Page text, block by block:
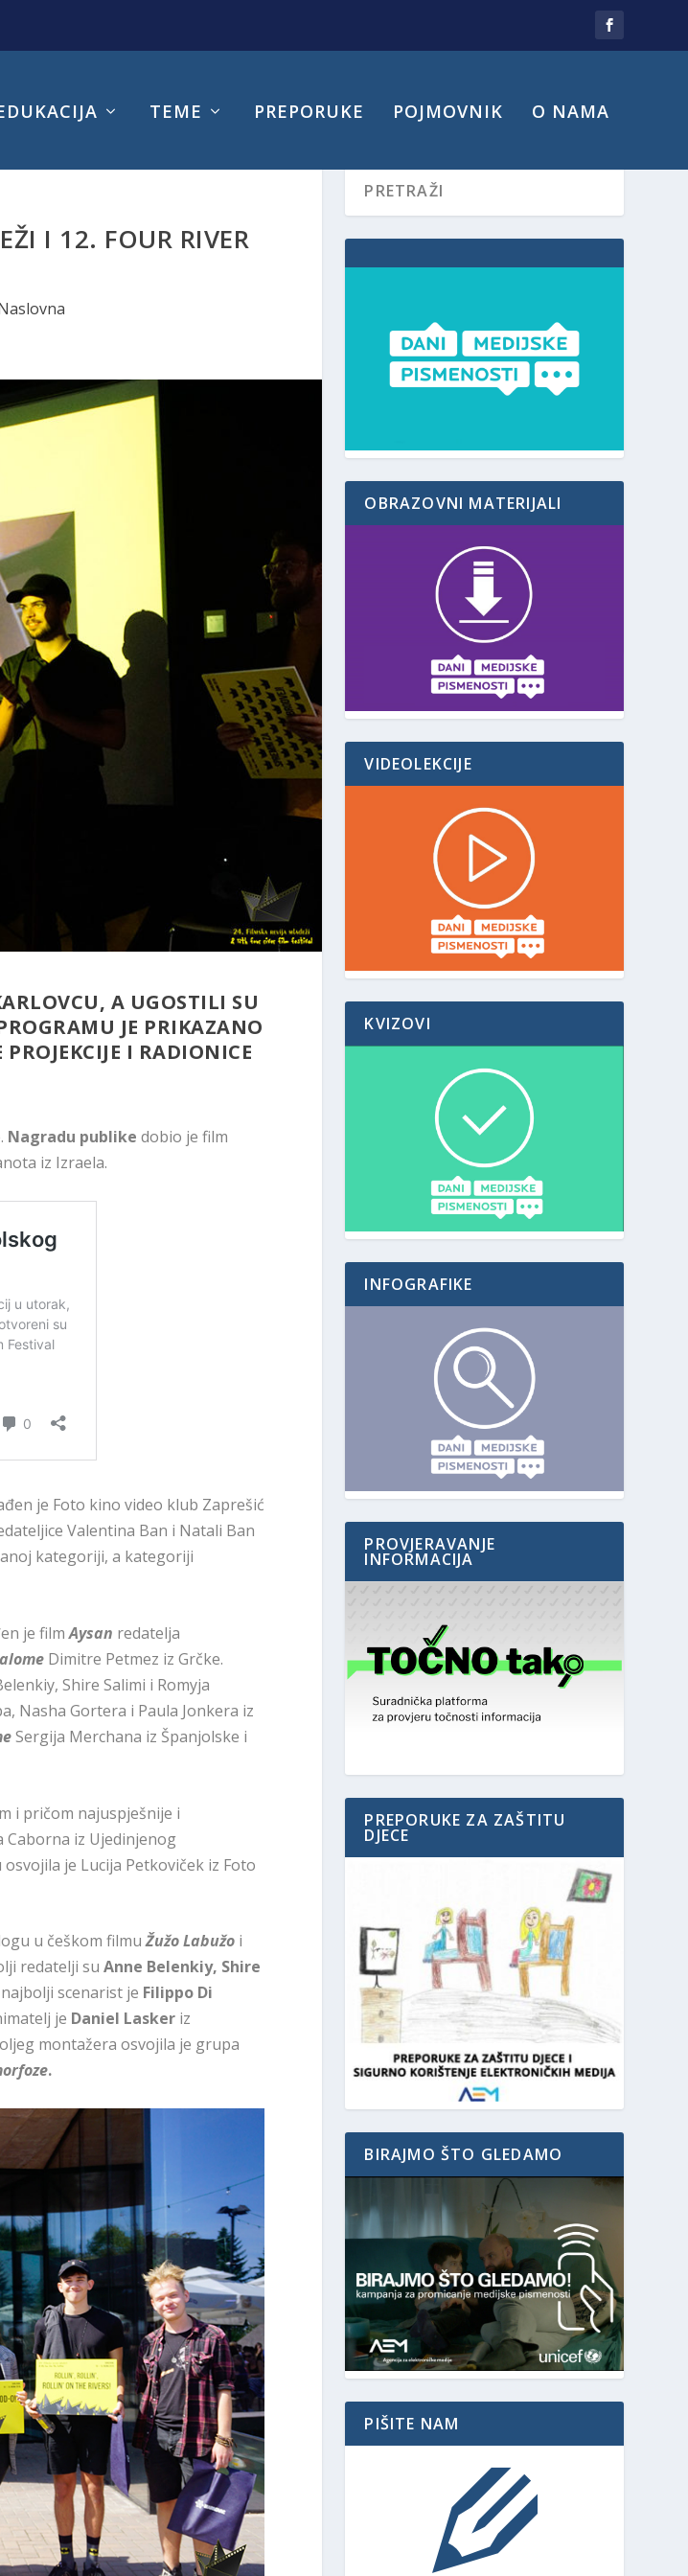
TEME PREPORUKE POJMOVNIK O NAMA
I 12. FOUR RIVER
A UGOSTILI SU
JE PRIKAZANO
I RADIONICE
Nagradu publike dobio je film
iz Izraela.
je Foto kino video klub Zaprešić
Valentina Ban i Natali Ban
kategoriji, a kategoriji
je filmAysan redatelja
Dimitre Petmez iz Grčke.
Shire Salimi i Romyja
Nasha Gortera i Paula Jonkera iz
Sergija Merchana iz Španjolske i
i pričom najuspješnije i
Caborna iz Ujedinjenog
je Lucija Petkoviček iz Foto
u češkom filmuŽužo Labužo i
redatelji suAnne Belenkiy, Shire
scenarist je Filippo Di
je Daniel Lasker iz
montažera osvojila je grupa
.
OBRAZOVNI MATERIJALI
VIDEOLEKCIJE
KVIZOVI
INFOGRAFIKE
PROVJERAVANJE
INFORMACIJA
PREPORUKE ZA ZAŠTITU
DJECE
BIRAJMO ŠTO GLEDAMO
PIŠITE NAM